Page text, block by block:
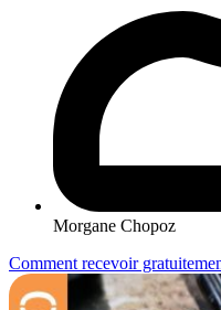
Morgane Chopoz
Comment recevoir